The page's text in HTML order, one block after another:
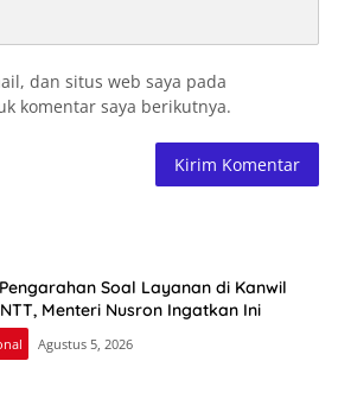
dan situs web saya pada
komentar saya berikutnya.
Soal Layanan di Kanwil
NTT, Menteri Nusron Ingatkan Ini
Agustus 5, 2026